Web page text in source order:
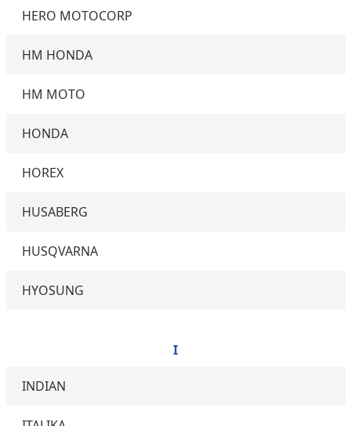
HERO MOTOCORP
HM HONDA
HM MOTO
HONDA
HOREX
HUSABERG
HUSQVARNA
HYOSUNG
I
INDIAN